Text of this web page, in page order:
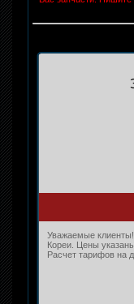
Уважаемые клиенты!
Кореи. Цены
Расчет тарифов на